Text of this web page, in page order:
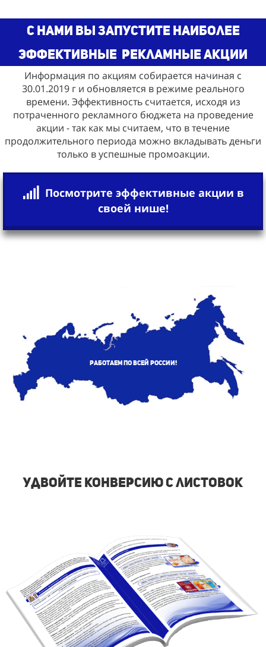
С нами Вы запустите наиболее
эффективные рекламные акции
Информация по акциям собирается начиная с
30.01.2019 г и обновляется в режиме реального
времени. Эффективность считается, исходя из
потраченного рекламного бюджета на проведение
акции - так как мы считаем, что в течение
продолжительного периода можно вкладывать деньги
только в успешные промоакции.
Посмотрите эффективные акции в
своей нише!
Работаем по всей России!
удвойте конверсию с листовок